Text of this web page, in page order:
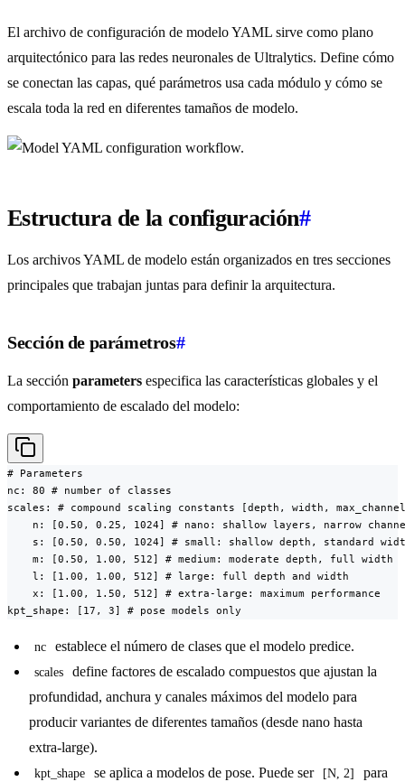
El archivo de configuración de modelo YAML sirve como plano
arquitectónico para las redes neuronales de Ultralytics. Define cómo
se conectan las capas, qué parámetros usa cada módulo y cómo se
escala toda la red en diferentes tamaños de modelo.
Estructura de la configuración#
Los archivos YAML de modelo están organizados en tres secciones
principales que trabajan juntas para definir la arquitectura.
Sección de parámetros#
La sección parameters especifica las características globales y el
comportamiento de escalado del modelo:
# Parameters
nc: 80 # number of classes
scales: # compound scaling constants [depth, width,
n: [0.50, 0.25, 1024] # nano: shallow layers, narrow
s: [0.50, 0.50, 1024] # small: shallow depth, standard
    m: [0.50, 1.00, 512] # medium: moderate depth, full width
    l: [1.00, 1.00, 512] # large: full depth and width
    x: [1.00, 1.50, 512] # extra-large: maximum performance
kpt_shape: [17, 3] # pose models only
nc establece el número de clases que el modelo predice.
scales
define factores de escalado compuestos que ajustan la
profundidad, anchura y canales máximos del modelo para
producir variantes de diferentes tamaños (desde nano hasta
extra-large).
kpt_shape se aplica a modelos de pose. Puede ser [N, 2]
para